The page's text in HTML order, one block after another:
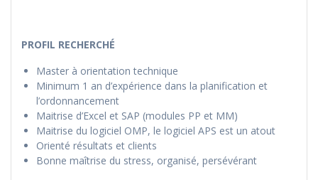
PROFIL RECHERCHÉ
Master à orientation technique
Minimum 1 an d’expérience dans la planification et
l’ordonnancement
Maitrise d’Excel et SAP (modules PP et MM)
Maitrise du logiciel OMP, le logiciel APS est un atout
Orienté résultats et clients
Bonne maîtrise du stress, organisé, persévérant